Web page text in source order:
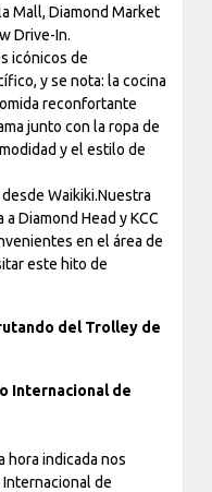
Mall, Diamond Market
Drive-In.
icónicos de
y se nota: la cocina
reconfortante
junto con la ropa de
y el estilo de
desde Waikiki.Nuestra
Diamond Head y KCC
en el área de
este hito de
del Trolley de
Internacional de
hora indicada nos
de